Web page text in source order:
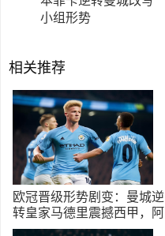
小组形势
相关推荐
欧冠晋级形势剧变：曼城逆
转皇家马德里震撼西甲，阿
森纳六连胜锁定出线